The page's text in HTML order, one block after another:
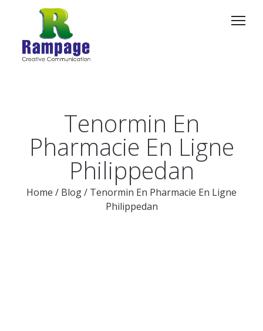
Tenormin En
Pharmacie En Ligne
Philippedan
Home / Blog/ Tenormin En Pharmacie En Ligne
Philippedan